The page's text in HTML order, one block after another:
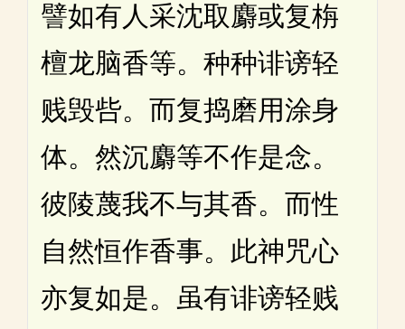
譬如有人采沈取麝或复栴
檀龙脑香等。种种诽谤轻
贱毁呰。而复捣磨用涂身
体。然沉麝等不作是念。
彼陵蔑我不与其香。而性
自然恒作香事。此神咒心
亦复如是。虽有诽谤轻贱